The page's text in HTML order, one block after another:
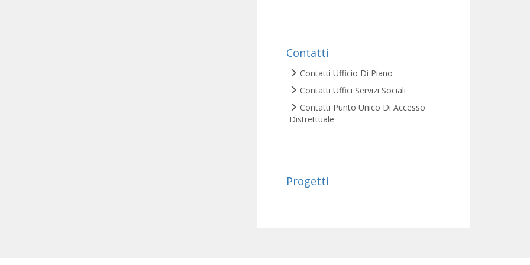
Contatti
Contatti Ufficio Di Piano
Contatti Uffici Servizi Sociali
Contatti Punto Unico Di Accesso
Distrettuale
Progetti